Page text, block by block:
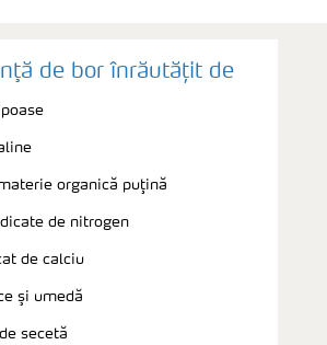
de bor înrăutățit de
organică puţină
de nitrogen
de calciu
şi umedă
secetă